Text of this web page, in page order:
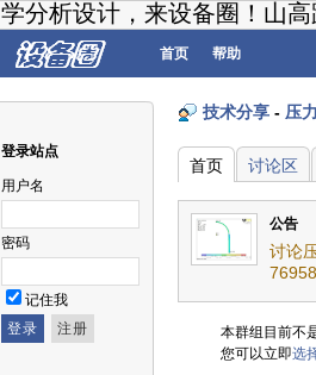
学分析设计，来设备圈！山高
首页 帮助
登录站点
用户名
密码
记住我
技术分享 - 压
首页 讨论区
公告
讨论
76958
本群组目前不
您可以立即选